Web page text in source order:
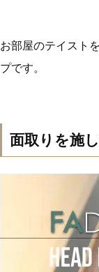
お部屋のテイスト
プです。
面取りを施